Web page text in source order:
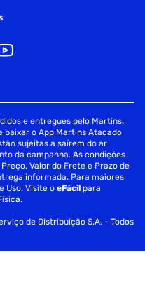
e entregues pelo Martins.
baixar o App Martins Atacado
sujeitas a saírem do ar
da campanha. As condições
Valor do Frete e Prazo de
informada. Para maiores
Uso. Visite oeFácil para
de Distribuição S.A. - Todos